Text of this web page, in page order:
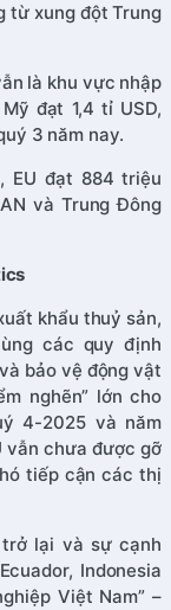
từ xung đột Trung
là khu vực nhập
đạt 1,4 tỉ USD,
3 năm nay.
EU đạt 884 triệu
và Trung Đông
khẩu thuỷ sản,
các quy định
bảo vệ động vật
nghẽn” lớn cho
4-2025 và năm
vẫn chưa được gỡ
tiếp cận các thị
lại và sự cạnh
Indonesia
Việt Nam” –